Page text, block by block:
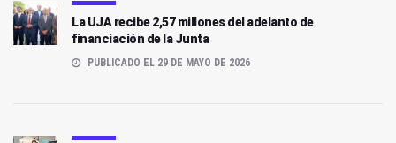
La UJA recibe 2,57 millones del adelanto de
financiación de la Junta
PUBLICADO EL 29 DE MAYO DE 2026